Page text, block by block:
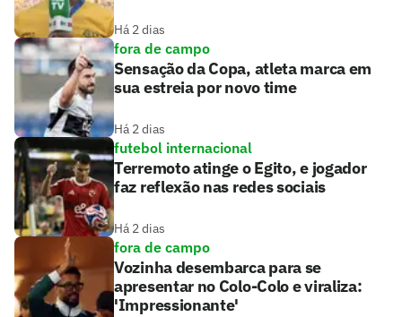
Há 2 dias
fora de campo
Sensação da Copa, atleta marca em
sua estreia por novo time
Há 2 dias
futebol internacional
Terremoto atinge o Egito, e jogador
faz reflexão nas redes sociais
Há 2 dias
fora de campo
Vozinha desembarca para se
apresentar no Colo-Colo e viraliza:
'Impressionante'